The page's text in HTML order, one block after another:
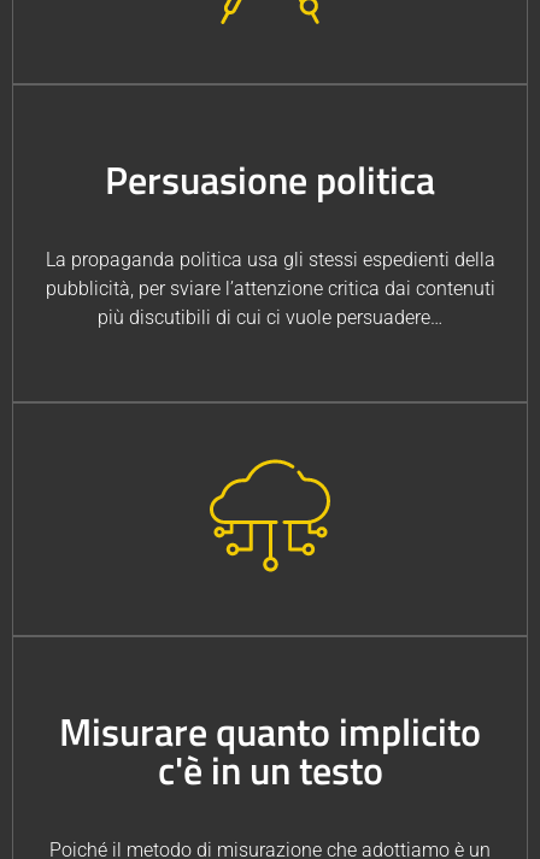
Persuasione politica
La propaganda politica usa gli stessi espedienti della
pubblicità, per sviare l’attenzione critica dai contenuti
più discutibili di cui ci vuole persuadere…
Misurare quanto implicito
c'è in un testo
Poiché il metodo di misurazione che adottiamo è un